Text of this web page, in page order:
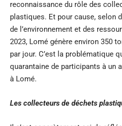
reconnaissance du rôle des
plastiques. Et pour cause, selon
de l’environnement et des
2023, Lomé génère environ 350
par jour. C’est la problématique
quarantaine de participants à un
à Lomé.
Les collecteurs de déchets